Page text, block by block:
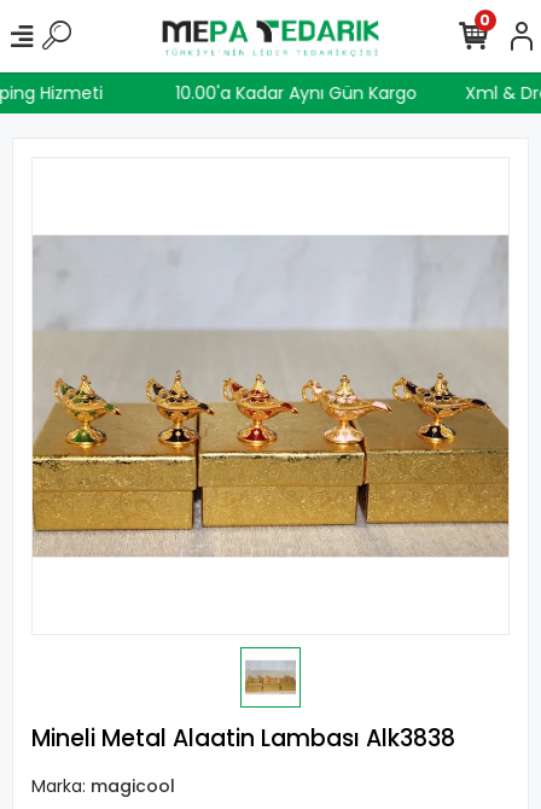
Hizmeti 10.00'a Kadar Aynı Gün Kargo Xml &
0
Mineli Metal Alaatin Lambası Alk3838
Marka: magicool